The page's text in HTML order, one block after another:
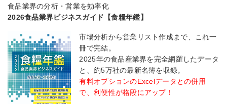
食品業界の分析・営業を効率化
2026食品業界ビジネスガイド【食糧年鑑】
市場分析から営業リスト作成まで、これ一
冊で完結。
2025年の食品産業界を完全網羅したデータ
と、約5万社の最新名簿を収録。
有料オプションのExcelデータとの併用
で、利便性が格段にアップ！